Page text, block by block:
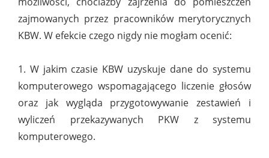
zajmowanych przez pracowników merytorycznych
KBW. W efekcie czego nigdy nie mogłam ocenić:
1. W jakim czasie KBW uzyskuje dane do systemu
komputerowego wspomagającego liczenie głosów
oraz jak wygląda przygotowywanie zestawień i
wyliczeń przekazywanych PKW z systemu
komputerowego.